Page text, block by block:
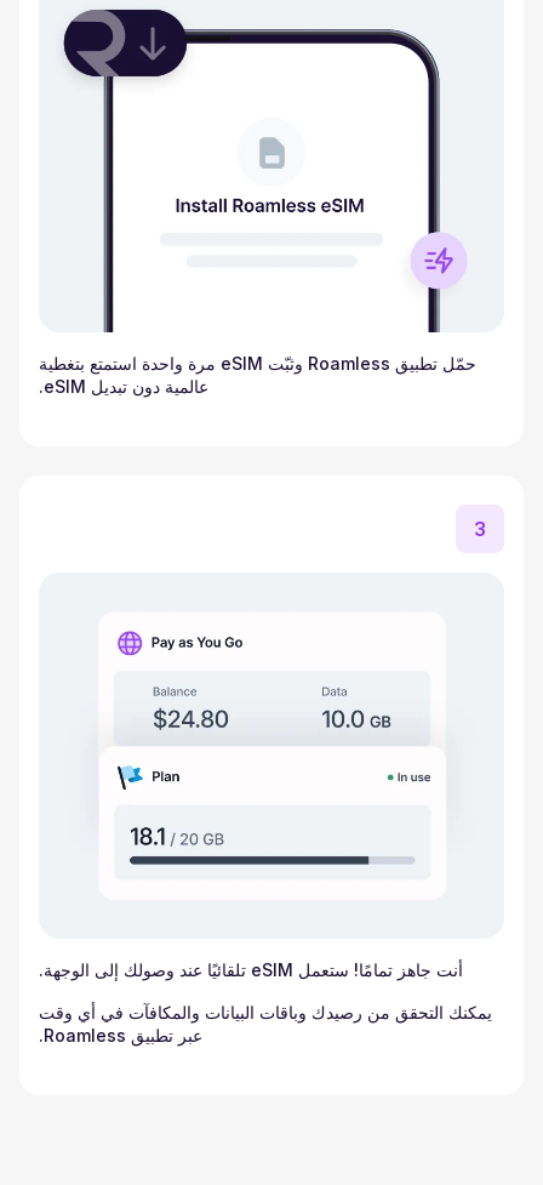
حمّل تطبيق Roamless وثبّت eSIM مرة واحدة استمتع بتغطية
عالمية دون تبديل eSIM.
3
أنت جاهز تمامًا! ستعمل eSIM تلقائيًا عند وصولك إلى الوجهة.
يمكنك التحقق من رصيدك وباقات البيانات والمكافآت في أي وقت
عبر تطبيق Roamless.